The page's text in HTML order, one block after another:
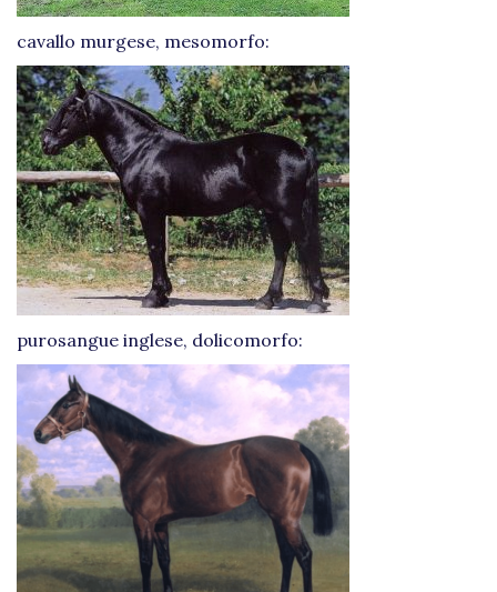
cavallo murgese, mesomorfo:
purosangue inglese, dolicomorfo: